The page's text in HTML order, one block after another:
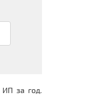
ИП за год.